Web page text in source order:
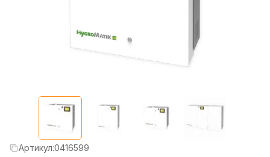
Артикул:0416599